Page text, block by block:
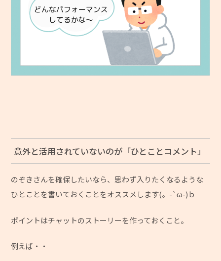
意外と活用されていないのが「ひとことコメント」
のぞきさんを確保したいなら、思わず入りたくなるような
ひとことを書いておくことをオススメします(。-`ω-)ｂ
ポイントはチャットのストーリーを作っておくこと。
例えば・・